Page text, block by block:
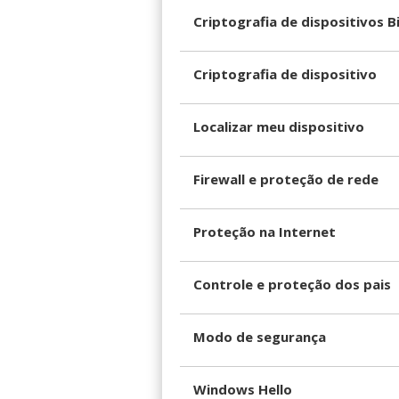
Criptografia de dispositivos
Criptografia de dispositivo
Localizar meu dispositivo
Firewall e proteção de rede
Proteção na Internet
Controle e proteção dos pais
Modo de segurança
Windows Hello